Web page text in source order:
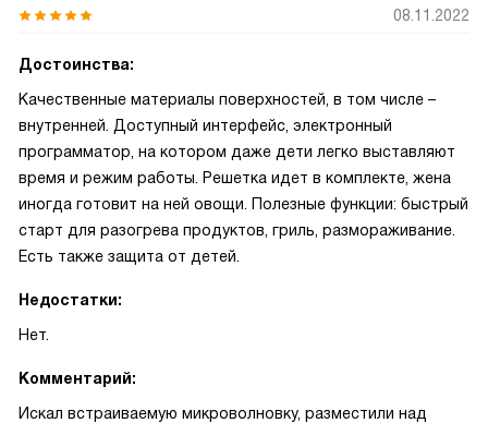
08.11.2022
Достоинства:
Качественные материалы поверхностей, в том числе –
внутренней. Доступный интерфейс, электронный
программатор, на котором даже дети легко выставляют
время и режим работы. Решетка идет в комплекте, жена
иногда готовит на ней овощи. Полезные функции: быстрый
старт для разогрева продуктов, гриль, размораживание.
Есть также защита от детей.
Недостатки:
Нет.
Комментарий:
Искал встраиваемую микроволновку, разместили над